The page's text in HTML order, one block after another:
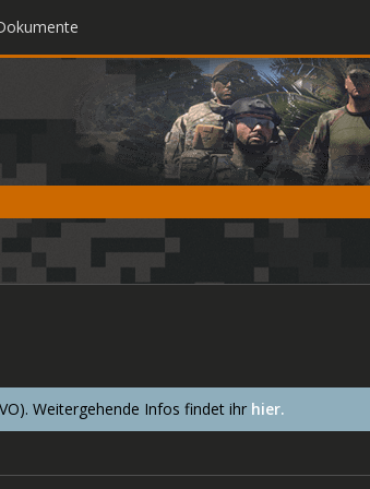
Weitergehende Infos findet ihr hier.